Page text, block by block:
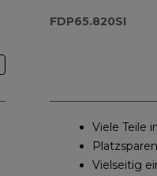
FDP65.820SI
Viele Teile
Vielseitig